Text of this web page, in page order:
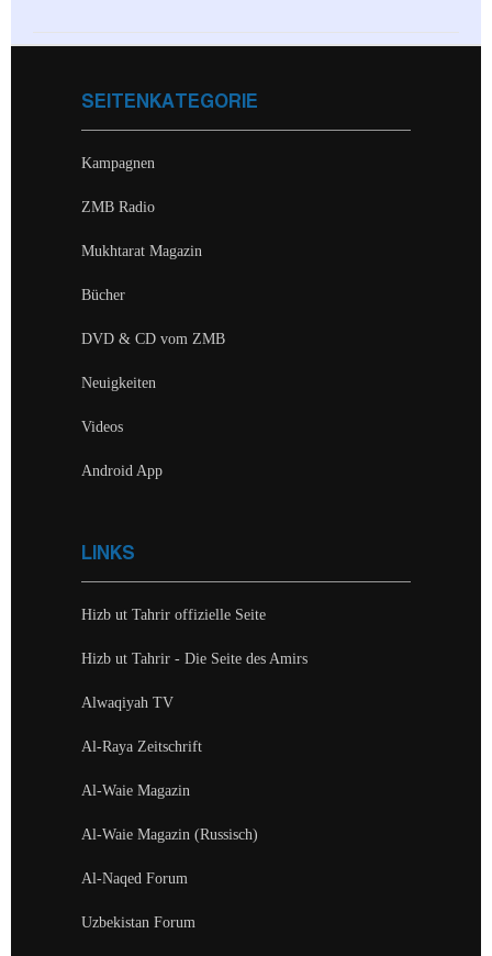
SEITENKATEGORIE
Kampagnen
ZMB Radio
Mukhtarat Magazin
Bücher
DVD & CD vom ZMB
Neuigkeiten
Videos
Android App
LINKS
Hizb ut Tahrir offizielle Seite
Hizb ut Tahrir - Die Seite des Amirs
Alwaqiyah TV
Al-Raya Zeitschrift
Al-Waie Magazin
Al-Waie Magazin (Russisch)
Al-Naqed Forum
Uzbekistan Forum